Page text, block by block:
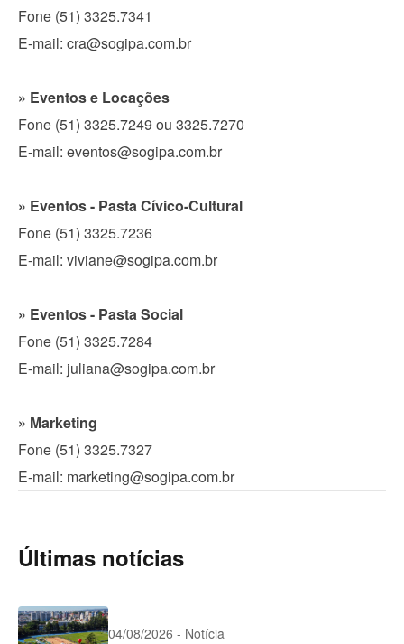
Fone (51) 3325.7341
E-mail: cra@sogipa.com.br
» Eventos e Locações
Fone (51) 3325.7249 ou 3325.7270
E-mail: eventos@sogipa.com.br
» Eventos - Pasta Cívico-Cultural
Fone (51) 3325.7236
E-mail: viviane@sogipa.com.br
» Eventos - Pasta Social
Fone (51) 3325.7284
E-mail: juliana@sogipa.com.br
» Marketing
Fone (51) 3325.7327
E-mail: marketing@sogipa.com.br
Últimas notícias
04/08/2026 - Notícia